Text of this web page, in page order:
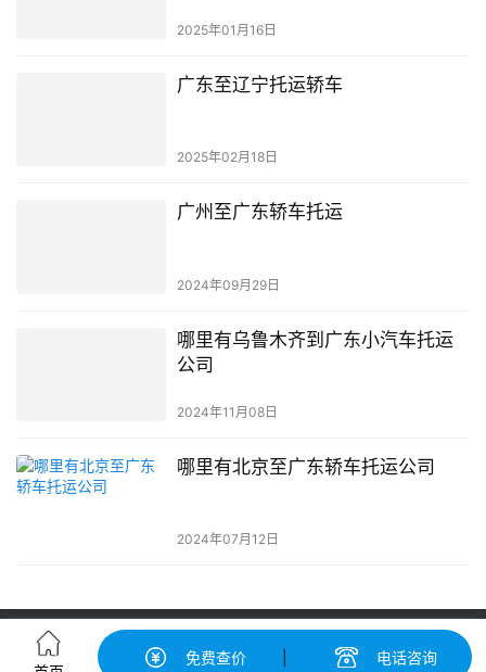
2025年01月16日
广东至辽宁托运轿车
2025年02月18日
广州至广东轿车托运
2024年09月29日
哪里有乌鲁木齐到广东小汽车托运
公司
2024年11月08日
哪里有北京至广东轿车托运公司
2024年07月12日
轿车托运-汽车托运价格|收费标准查询-中振汽车托运物流平台
粤ICP备2022148417号-2© 广州中振运车服务有限公司 版权所有
免费查价 电话咨询